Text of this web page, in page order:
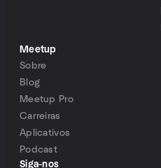
Meetup
Sobre
Blog
Meetup Pro
Carreiras
Aplicativos
Podcast
Siga-nos